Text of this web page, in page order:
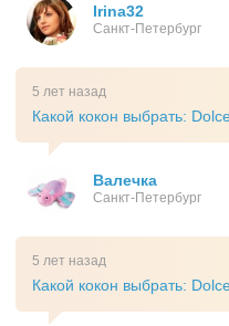
Irina32
Санкт-Петербург
5 лет назад
Какой кокон выбрать:
Валечка
Санкт-Петербург
5 лет назад
Какой кокон выбрать: